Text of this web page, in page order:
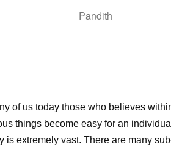
of us today those who believes
things become easy for an
extremely vast. There are many